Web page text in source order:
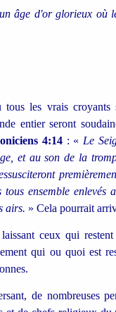
âge d'or glorieux où
les vrais croyants
entier seront
4:14: « Le
et au son de la
tous ensemble enlevés
airs. » Cela pourrait
ceux qui
qui ou quoi est
de nombreuses